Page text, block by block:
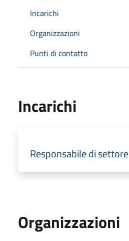
Incarichi
Organizzazioni
Punti di contatto
Incarichi
Responsabile di settore
Organizzazioni